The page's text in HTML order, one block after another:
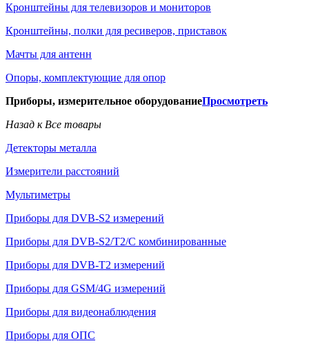
Кронштейны для телевизоров и мониторов
Кронштейны, полки для ресиверов, приставок
Мачты для антенн
Опоры, комплектующие для опор
Приборы, измерительное оборудованиеПросмотреть
Назад к Все товары
Детекторы металла
Измерители расстояний
Мультиметры
Приборы для DVB-S2 измерений
Приборы для DVB-S2/T2/C комбинированные
Приборы для DVB-T2 измерений
Приборы для GSM/4G измерений
Приборы для видеонаблюдения
Приборы для ОПС